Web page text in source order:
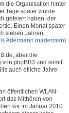
die Organisation hinter
Tage später wurde
gefeiert haben: der
Einen Monat später
sieben Jahren
Adermann (naderman)
aber die
von phpBB3 und somit
auch etliche Jahre
öffentlichen WLAN-
das Mithören von
wir im Januar 2010